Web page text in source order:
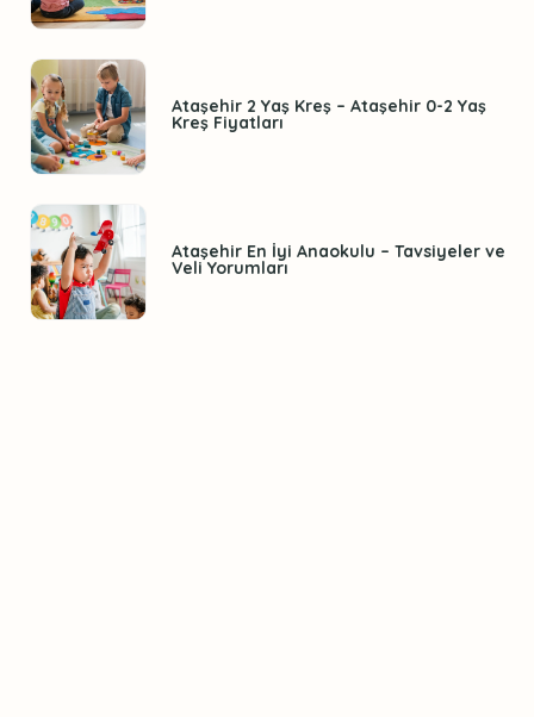
Ataşehir 2 Yaş Kreş – Ataşehir 0-2 Yaş
Kreş Fiyatları
Ataşehir En İyi Anaokulu – Tavsiyeler ve
Veli Yorumları